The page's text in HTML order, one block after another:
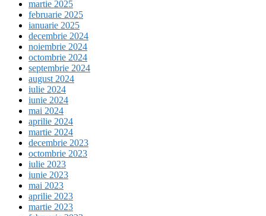
martie 2025
februarie 2025
ianuarie 2025
decembrie 2024
noiembrie 2024
octombrie 2024
septembrie 2024
august 2024
iulie 2024
iunie 2024
mai 2024
aprilie 2024
martie 2024
decembrie 2023
octombrie 2023
iulie 2023
iunie 2023
mai 2023
aprilie 2023
martie 2023